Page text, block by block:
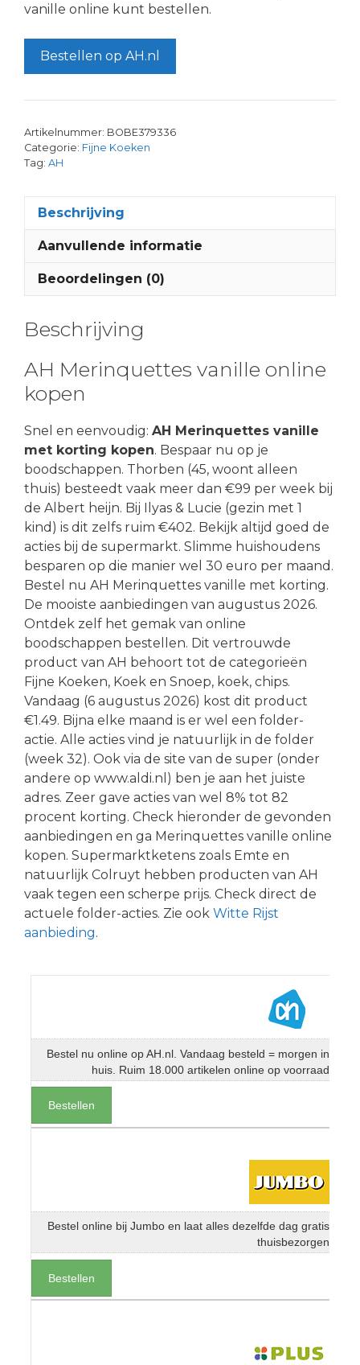
vanille online kunt bestellen.
Bestellen op AH.nl
Artikelnummer: BOBE379336
Categorie: Fijne Koeken
Tag: AH
Beschrijving
Aanvullende informatie
Beoordelingen (0)
Beschrijving
AH Merinquettes vanille online
kopen
Snel en eenvoudig: AH Merinquettes vanille
met korting kopen. Bespaar nu op je
boodschappen. Thorben (45, woont alleen
thuis) besteedt vaak meer dan €99 per week bij
de Albert heijn. Bij Ilyas & Lucie (gezin met 1
kind) is dit zelfs ruim €402. Bekijk altijd goed de
acties bij de supermarkt. Slimme huishoudens
besparen op die manier wel 30 euro per maand.
Bestel nu AH Merinquettes vanille met korting.
De mooiste aanbiedingen van augustus 2026.
Ontdek zelf het gemak van online
boodschappen bestellen. Dit vertrouwde
product van AH behoort tot de categorieën
Fijne Koeken, Koek en Snoep, koek, chips.
Vandaag (6 augustus 2026) kost dit product
€1.49. Bijna elke maand is er wel een folder-
actie. Alle acties vind je natuurlijk in de folder
(week 32). Ook via de site van de super (onder
andere op www.aldi.nl) ben je aan het juiste
adres. Zeer gave acties van wel 8% tot 82
procent korting. Check hieronder de gevonden
aanbiedingen en ga Merinquettes vanille online
kopen. Supermarktketens zoals Emte en
natuurlijk Colruyt hebben producten van AH
vaak tegen een scherpe prijs. Check direct de
actuele folder-acties. Zie ook Witte Rijst
aanbieding.
Bestel nu online op AH.nl. Vandaag besteld = morgen in
huis. Ruim 18.000 artikelen online op voorraad
Bestellen
Bestel online bij Jumbo en laat alles dezelfde dag gratis
thuisbezorgen
Bestellen